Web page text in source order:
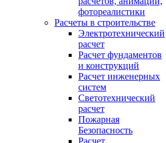
фотореалистики
Расчеты в строительстве
Электротехнический
расчет
Расчет фундаментов
и конструкций
Расчет инженерных
систем
Светотехнический
расчет
Пожарная
Безопасность
Расчет